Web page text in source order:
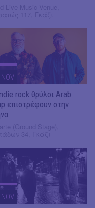
NOV
rock θρύλοι Arab
επιστρέφουν στην
NOV